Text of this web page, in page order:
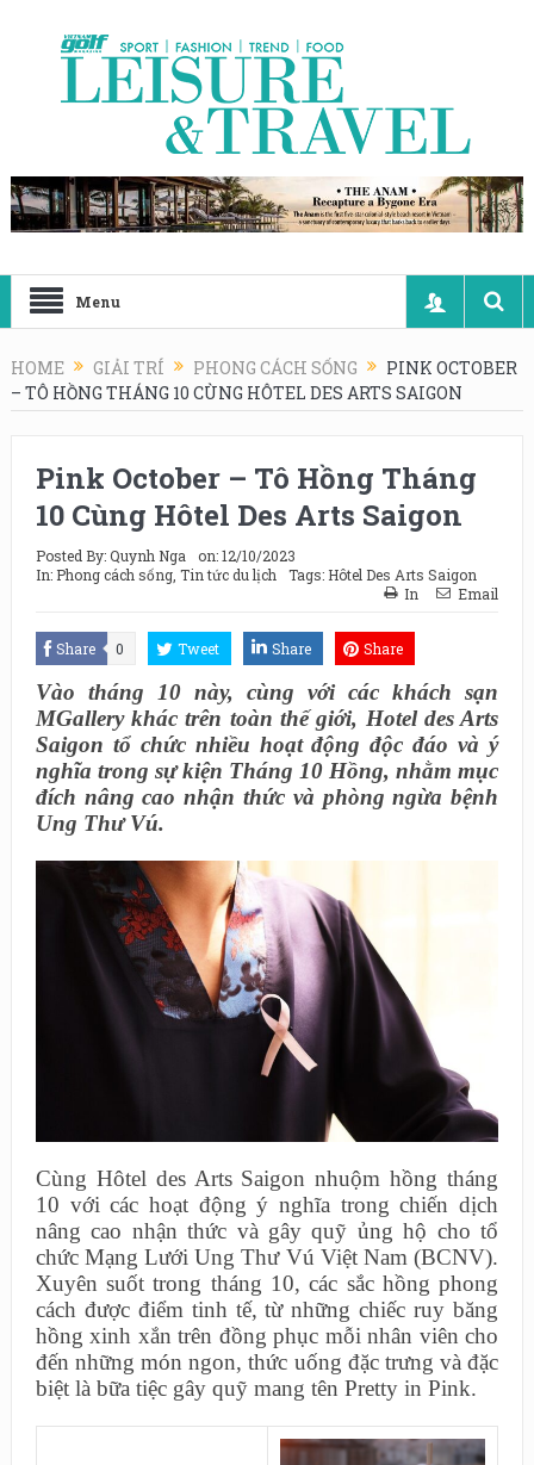
Menu
HOME GIẢI TRÍ PHONG CÁCH SỐNG
PINK OCTOBER
– TÔ HỒNG THÁNG 10 CÙNG HÔTEL DES ARTS SAIGON
Pink October – Tô Hồng Tháng
10 Cùng Hôtel Des Arts Saigon
Posted By:Quynh Nga on:12/10/2023
In: Phong cách sống, Tin tức du lịch Tags: Hôtel Des Arts Saigon
In
Email
Share 0 Tweet Share Share
Vào tháng 10 này, cùng với các khách sạn
MGallery khác trên toàn thế giới, Hotel des Arts
Saigon tổ chức nhiều hoạt động độc đáo và ý
nghĩa trong sự kiện Tháng 10 Hồng, nhằm mục
đích nâng cao nhận thức và phòng ngừa bệnh
Ung Thư Vú.
Cùng Hôtel des Arts Saigon nhuộm hồng tháng
10 với các hoạt động ý nghĩa trong chiến dịch
nâng cao nhận thức và gây quỹ ủng hộ cho tổ
chức Mạng Lưới Ung Thư Vú Việt Nam (BCNV).
Xuyên suốt trong tháng 10, các sắc hồng phong
cách được điểm tinh tế, từ những chiếc ruy băng
hồng xinh xắn trên đồng phục mỗi nhân viên cho
đến những món ngon, thức uống đặc trưng và đặc
biệt là bữa tiệc gây quỹ mang tên Pretty in Pink.